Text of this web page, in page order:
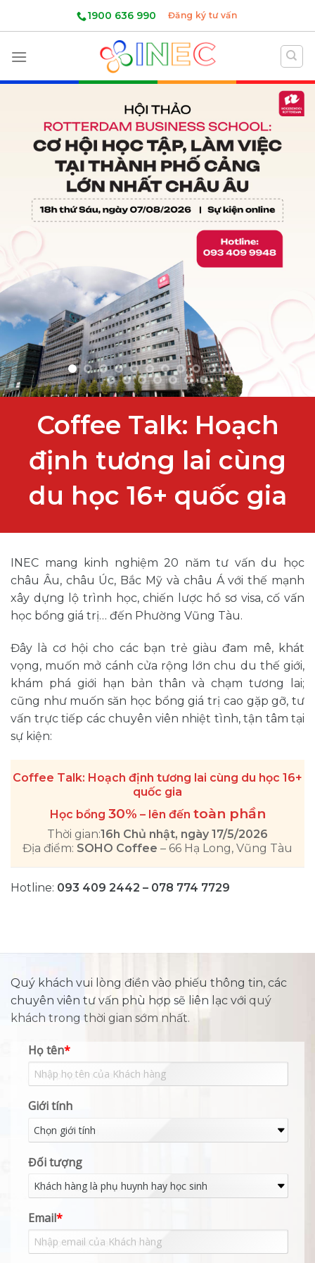
1900 636 990 Đăng ký tư vấn
Coffee Talk: Hoạch
định tương lai cùng
du học 16+ quốc gia
INEC mang kinh nghiệm 20 năm tư vấn du học
châu Âu, châu Úc, Bắc Mỹ và châu Á với thế mạnh
xây dựng lộ trình học, chiến lược hồ sơ visa, cố vấn
học bổng giá trị… đến Phường Vũng Tàu.
Đây là cơ hội cho các bạn trẻ giàu đam mê, khát
vọng, muốn mở cánh cửa rộng lớn chu du thế giới,
khám phá giới hạn bản thân và chạm tương lai;
cũng như muốn săn học bổng giá trị cao gặp gỡ, tư
vấn trực tiếp các chuyên viên nhiệt tình, tận tâm tại
sự kiện:
Coffee Talk: Hoạch định tương lai cùng du học 16+
quốc gia
Học bổng 30% – lên đến toàn phần
Thời gian:16h Chủ nhật, ngày 17/5/2026
Địa điểm: SOHO Coffee – 66 Hạ Long, Vũng Tàu
Hotline: 093 409 2442 – 078 774 7729
Quý khách vui lòng điền vào phiếu thông tin, các
chuyên viên tư vấn phù hợp sẽ liên lạc với quý
khách trong thời gian sớm nhất.
Họ tên*
Giới tính
Đối tượng
Email*